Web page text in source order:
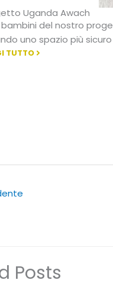
Uganda Awach
bambini del nostro
uno spazio più
TUTTO
Posts